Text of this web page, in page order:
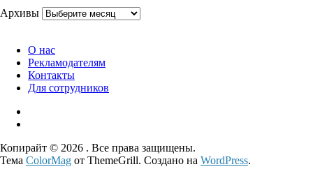
Архивы
О нас
Рекламодателям
Контакты
Для сотрудников
Копирайт © 2026 . Все права защищены.
Тема ColorMag от ThemeGrill. Создано на WordPress.